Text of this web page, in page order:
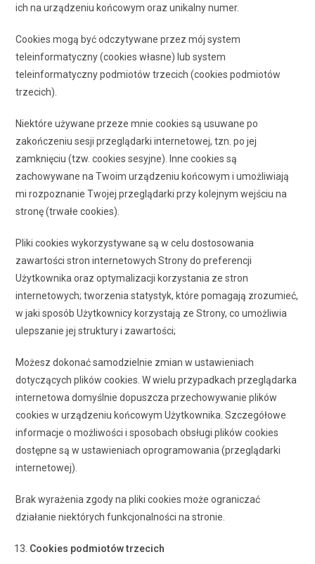
ich na urządzeniu końcowym oraz unikalny numer.
Cookies mogą być odczytywane przez mój system
teleinformatyczny (cookies własne) lub system
teleinformatyczny podmiotów trzecich (cookies podmiotów
trzecich).
Niektóre używane przeze mnie cookies są usuwane po
zakończeniu sesji przeglądarki internetowej, tzn. po jej
zamknięciu (tzw. cookies sesyjne). Inne cookies są
zachowywane na Twoim urządzeniu końcowym i umożliwiają
mi rozpoznanie Twojej przeglądarki przy kolejnym wejściu na
stronę (trwałe cookies).
Pliki cookies wykorzystywane są w celu dostosowania
zawartości stron internetowych Strony do preferencji
Użytkownika oraz optymalizacji korzystania ze stron
internetowych; tworzenia statystyk, które pomagają zrozumieć,
w jaki sposób Użytkownicy korzystają ze Strony, co umożliwia
ulepszanie jej struktury i zawartości;
Możesz dokonać samodzielnie zmian w ustawieniach
dotyczących plików cookies. W wielu przypadkach przeglądarka
internetowa domyślnie dopuszcza przechowywanie plików
cookies w urządzeniu końcowym Użytkownika. Szczegółowe
informacje o możliwości i sposobach obsługi plików cookies
dostępne są w ustawieniach oprogramowania (przeglądarki
internetowej).
Brak wyrażenia zgody na pliki cookies może ograniczać
działanie niektórych funkcjonalności na stronie.
Cookies podmiotów trzecich